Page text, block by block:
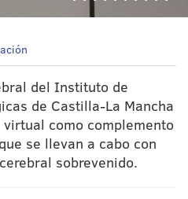
del Instituto de
de Castilla-La Mancha
como complemento
se llevan a cabo con
sobrevenido.